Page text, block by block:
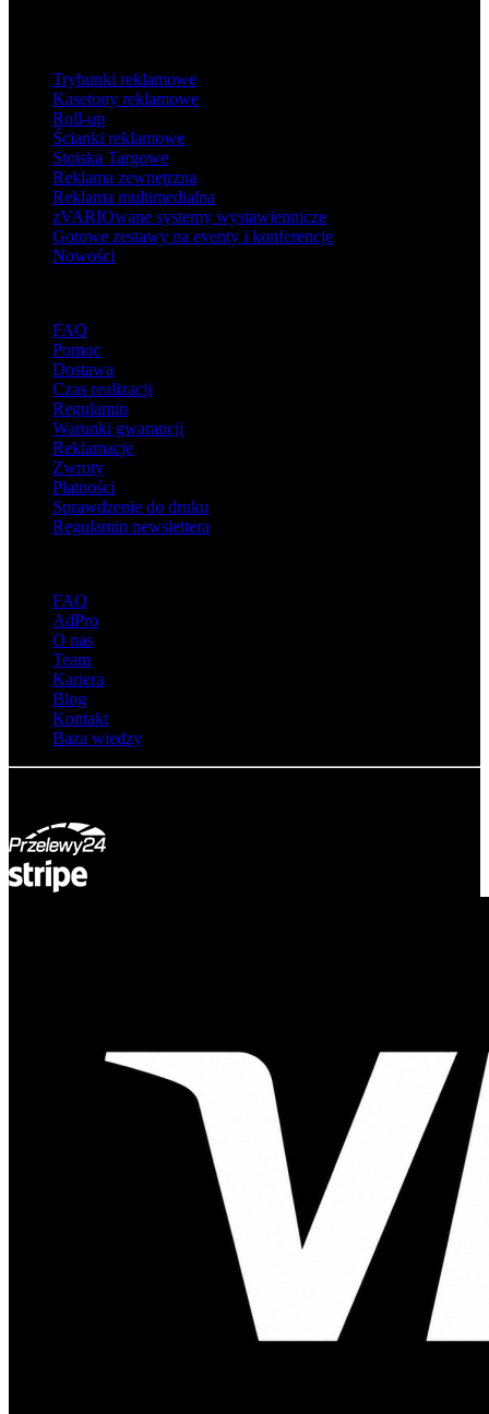
Trybunki reklamowe
Kasetony reklamowe
Roll-up
Ścianki reklamowe
Stoiska Targowe
Reklama zewnętrzna
Reklama multimedialna
zVARIOwane systemy wystawiennicze
Gotowe zestawy na eventy i konferencje
Nowości
FAQ
Pomoc
Dostawa
Czas realizacji
Regulamin
Warunki gwarancji
Reklamacje
Zwroty
Płatności
Sprawdzenie do druku
Regulamin newslettera
FAQ
AdPro
O nas
Team
Kariera
Blog
Kontakt
Baza wiedzy